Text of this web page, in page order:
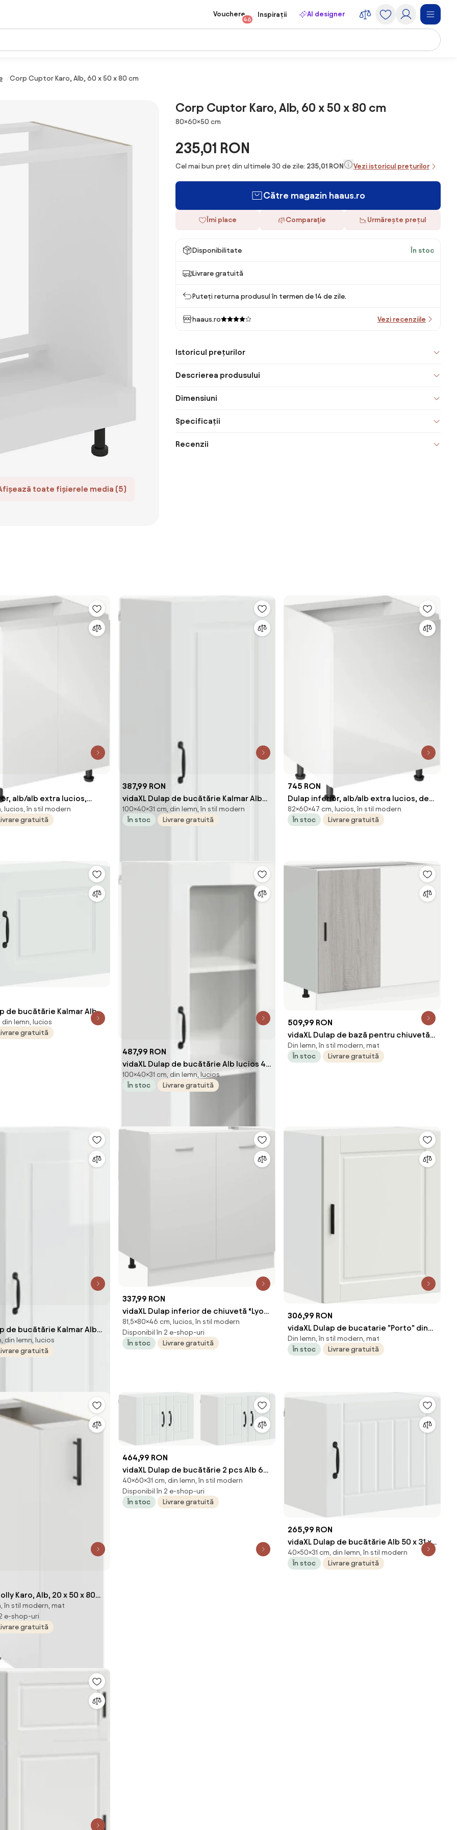
Vouchere
46
Inspirații AI designer
Corp Cuptor Karo, Alb, 60 x 50 x 80 cm
toate fișierele media (5)
Corp Cuptor Karo, Alb, 60 x 50 x 80 cm
Dimensiuni
80×60×50 cm
235,01 RON
Cel mai bun preț din ultimele 30 de zile: 235,01 RON Vezi istoricul prețurilor
Către magazin haaus.ro
Îmi place Comparaţie Urmărește prețul
Disponibilitate În stoc
Livrare gratuită
Puteți returna produsul în termen de 14 de zile.
haaus.ro Vezi recenziile
Istoricul prețurilor
Descrierea produsului
Dimensiuni
Specificații
Recenzii
alb/alb extra lucios,
lucios, în stil modern
gratuită
387,99 RON
vidaXL Dulap de bucătărie Kalmar Alb
40 x 31 x 100 cm Lemn compozit
100×40×31 cm, din lemn, în stil modern
În stoc
Livrare gratuită
745 RON
Dulap inferior, alb/alb extra lucios, de
dreapta, AURORA D601F
82×60×47 cm, lucios, în stil modern
În stoc
Livrare gratuită
de bucătărie Kalmar Alb
cm Lemn compozit
din lemn, lucios
gratuită
487,99 RON
vidaXL Dulap de bucătărie Alb lucios 40
x 31 x 100 cm Lemn compozit
100×40×31 cm, din lemn, lucios
În stoc
Livrare gratuită
509,99 RON
vidaXL Dulap de bază pentru chiuvetă
“Lyon” gri Sonoma lemn prelucrat
Din lemn, în stil modern, mat
În stoc
Livrare gratuită
de bucătărie Kalmar Alb
x 100 cm
din lemn, lucios
gratuită
337,99 RON
vidaXL Dulap inferior de chiuvetă “Lyon”
“Lyon”, alb, 80x46x81,5 cm
81,5×80×46 cm, lucios, în stil modern
Disponibil în 2 e-shop-uri
În stoc
Livrare gratuită
306,99 RON
vidaXL Dulap de bucatarie "Porto" din
lemn prelucrat alb
Din lemn, în stil modern, mat
În stoc
Livrare gratuită
Karo, Alb, 20 x 50 x 80
în stil modern, mat
e-shop-uri
gratuită
464,99 RON
vidaXL Dulap de bucătărie 2 pcs Alb 60
x 31 x 40 cm Lemn compozit
40×60×31 cm, din lemn, în stil modern
Disponibil în 2 e-shop-uri
În stoc
Livrare gratuită
265,99 RON
vidaXL Dulap de bucătărie Alb 50 x 31 x
40 cm Lemn compozit
40×50×31 cm, din lemn, în stil modern
În stoc
Livrare gratuită